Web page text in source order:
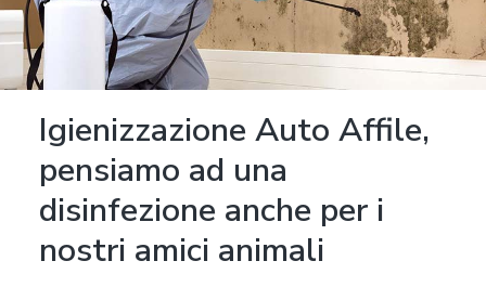
Igienizzazione Auto Affile,
pensiamo ad una
disinfezione anche per i
nostri amici animali